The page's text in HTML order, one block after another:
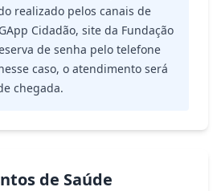
realizado pelos canais de
Cidadão, site da Fundação
de senha pelo telefone
caso, o atendimento será
chegada.
de Saúde